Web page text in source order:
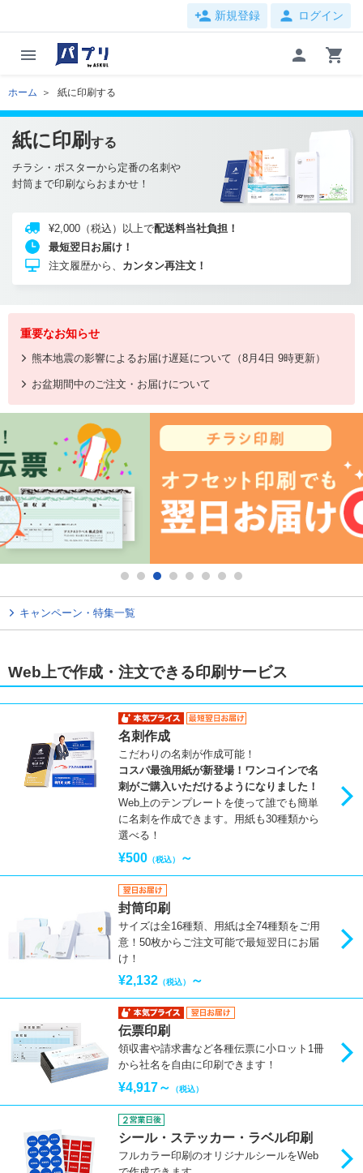
person_add 新規登録 person ログイン
menu person shopping_cart
ホーム 紙に印刷する
紙に印刷 する
チラシ・ポスターから定番の名刺や
封筒まで印刷ならおまかせ！
¥2,000（税込）以上で配送料当社負担！
最短翌日お届け！
注文履歴から、 カンタン再注文！
重要なお知らせ
熊本地震の影響によるお届け遅延について（8月4日 9時更新）
お盆期間中のご注文・お届けについて
キャンペーン・特集一覧
Web上で作成・注文できる印刷サービス
名刺作成
こだわりの名刺が作成可能！
コスパ最強用紙が新登場！ワンコインで名
刺がご購入いただけるようになりました！
Web上のテンプレートを使って誰でも簡単
に名刺を作成できます。用紙も30種類から
選べる！
¥500 （税込） ～
封筒印刷
サイズは全16種類、用紙は全74種類をご用
意！50枚からご注文可能で最短翌日にお届
け！
¥2,132 （税込） ～
伝票印刷
領収書や請求書など各種伝票に小ロット1冊
から社名を自由に印刷できます！
¥4,917～ （税込）
シール・ステッカー・ラベル印刷
フルカラー印刷のオリジナルシールをWeb